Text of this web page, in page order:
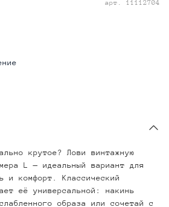
арт. 11112704
крутое? Лови винтажную
L — идеальный вариант для
и комфорт.
Классический
её универсальной: накинь
образа или сочетай с